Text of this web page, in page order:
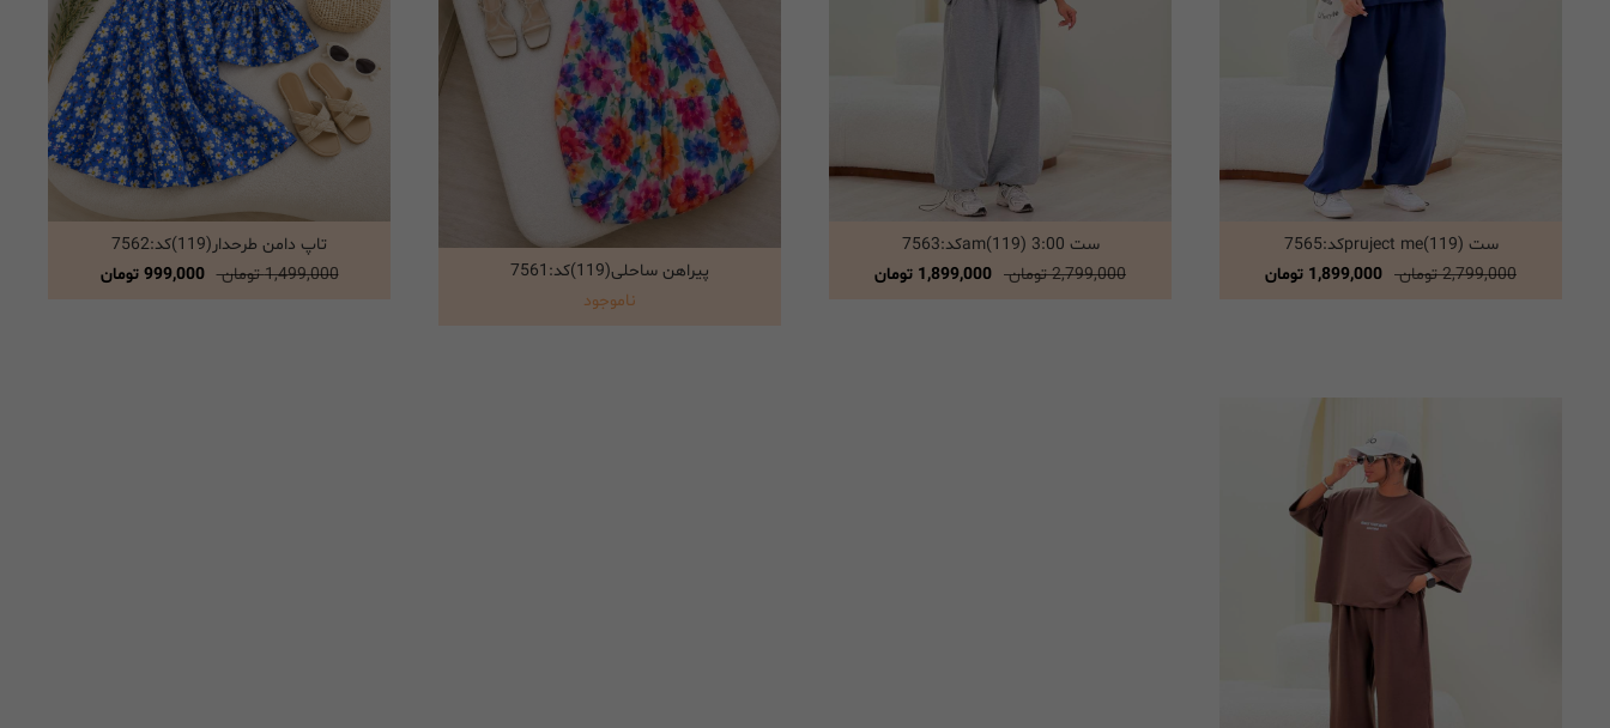
انتخاب گزینه ها
ست pruject me(119)کد:7565
2,799,000 تومان
1,899,000 تومان
انتخاب گزینه ها
ست 3:00 am(119)کد:7563
2,799,000 تومان
1,899,000 تومان انتخاب گزینه ها
پیراهن ساحلی(119)کد:7561
ناموجود
انتخاب گزینه ها
تاپ دامن طرحدار(119)کد:7562
1,499,000 تومان
999,000 تومان